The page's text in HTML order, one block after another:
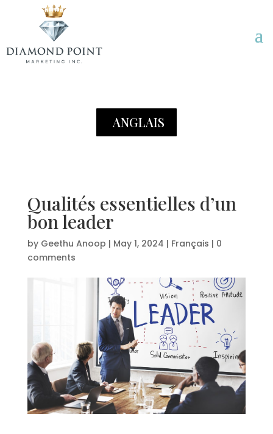
ANGLAIS
Qualités essentielles d’un
bon leader
by Geethu Anoop | May 1, 2024 | Français | 0
comments